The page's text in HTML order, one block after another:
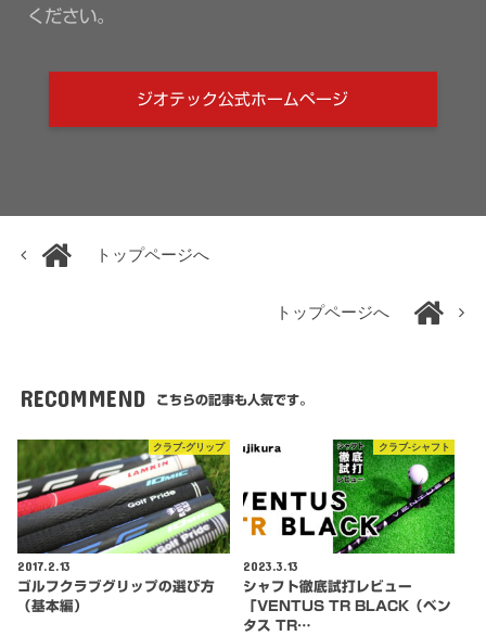
ください。
ジオテック公式ホームページ
トップページへ
トップページへ
RECOMMEND こちらの記事も人気です。
クラブ-グリップ
2017.2.13
ゴルフクラブグリップの選び方
（基本編）
クラブ-シャフト
2023.3.13
シャフト徹底試打レビュー
「VENTUS TR BLACK（ベン
タス TR…